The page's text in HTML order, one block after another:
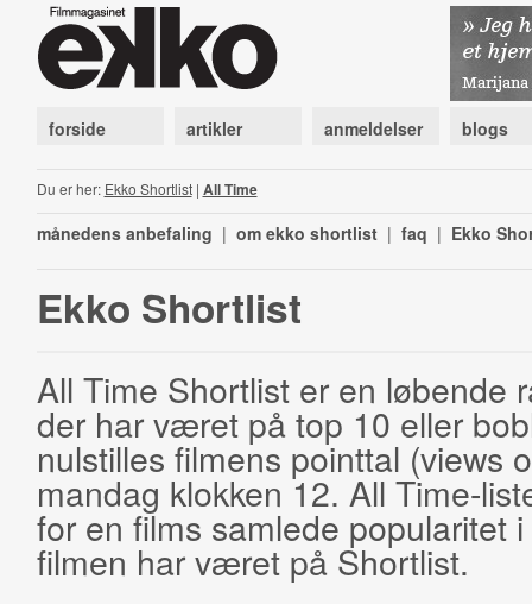
forside artikler anmeldelser blogs
Du er her: Ekko Shortlist| All Time
månedens anbefaling | om ekko shortlist | faq | Ekko
Ekko Shortlist
All Time Shortlist er en løbende
der har været på top 10 eller
nulstilles filmens pointtal (views
mandag klokken 12. All Time-
for en films samlede popularitet
filmen har været på Shortlist.